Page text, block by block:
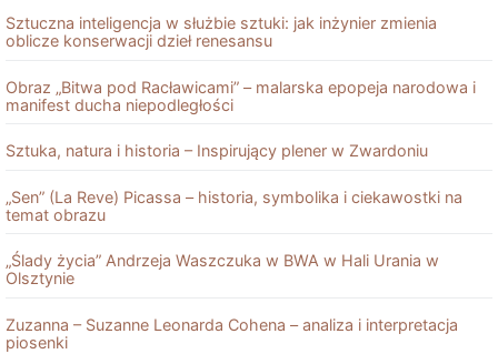
Sztuczna inteligencja w służbie sztuki: jak inżynier zmienia
oblicze konserwacji dzieł renesansu
Obraz „Bitwa pod Racławicami” – malarska epopeja narodowa i
manifest ducha niepodległości
Sztuka, natura i historia – Inspirujący plener w Zwardoniu
„Sen” (La Reve) Picassa – historia, symbolika i ciekawostki na
temat obrazu
„Ślady życia” Andrzeja Waszczuka w BWA w Hali Urania w
Olsztynie
Zuzanna – Suzanne Leonarda Cohena – analiza i interpretacja
piosenki